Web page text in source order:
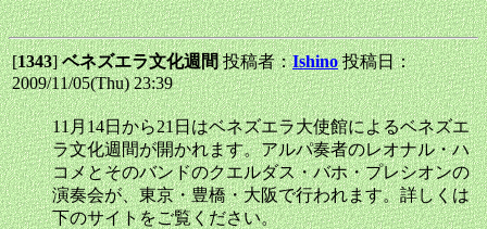
[1343]ベネズエラ文化週間投稿者：Ishino 投稿日：
2009/11/05(Thu) 23:39
11月14日から21日はベネズエラ大使館によるベネズエ
ラ文化週間が開かれます。アルパ奏者のレオナル・ハ
コメとそのバンドのクエルダス・バホ・プレシオンの
演奏会が、東京・豊橋・大阪で行われます。詳しくは
下のサイトをご覧ください。